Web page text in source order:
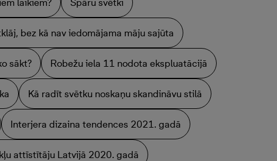
laikiem? Spāru svētki
bez kā nav iedomājama māju sajūta
sākt? Robežu iela 11 nodota ekspluatācijā
Kā radīt svētku noskaņu skandināvu stilā
Interjera dizaina tendences 2021. gadā
attīstītāju Latvijā 2020. gadā